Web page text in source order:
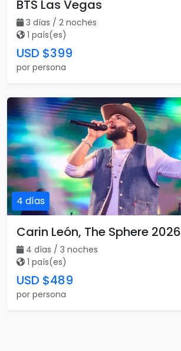
BTS Las Vegas
3 días / 2 noches
1 país(es)
USD $399
por persona
4 días
Carin León, The Sphere 2026
4 días / 3 noches
1 país(es)
USD $489
por persona